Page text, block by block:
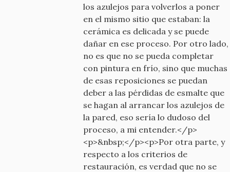
los azulejos para volverlos a poner
en el mismo sitio que estaban: la
cerámica es delicada y se puede
dañar en ese proceso. Por otro lado,
no es que no se pueda completar
con pintura en frío, sino que muchas
de esas reposiciones se puedan
deber a las pérdidas de esmalte que
se hagan al arrancar los azulejos de
la pared, eso sería lo dudoso del
proceso, a mi entender.</p>
<p>&nbsp;</p><p>Por otra parte, y
respecto a los criterios de
restauración, es verdad que no se